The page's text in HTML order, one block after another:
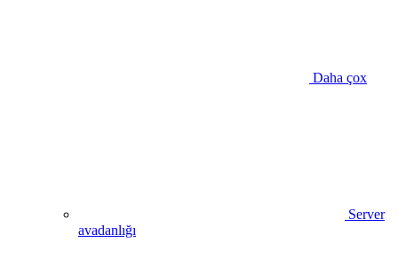
Daha çox
Server
avadanlığı